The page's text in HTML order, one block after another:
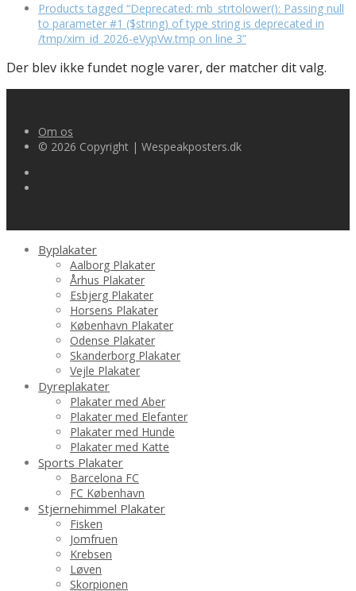
Products tagged “Deprecated: mb_strtolower(): Passing null
to parameter #1 ($string) of type string is deprecated in
/tmp/xim_id_2026-eVypVw.tmp on line 3”
Der blev ikke fundet nogle varer, der matcher dit valg.
Om os
© 2026 Copyright | Wespeakposters.dk
Byplakater
Aalborg Plakater
Århus Plakater
Esbjerg Plakater
Horsens Plakater
København Plakater
Odense Plakater
Skanderborg Plakater
Vejle Plakater
Dyreplakater
Plakater med Aber
Plakater med Elefanter
Plakater med Hunde
Plakater med Katte
Sports Plakater
Barcelona FC
FC København
Stjernehimmel Plakater
Fisken
Jomfruen
Krebsen
Løven
Skorpionen